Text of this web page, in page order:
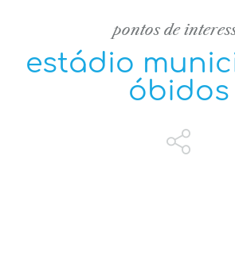
pontos de
estádio
óbidos